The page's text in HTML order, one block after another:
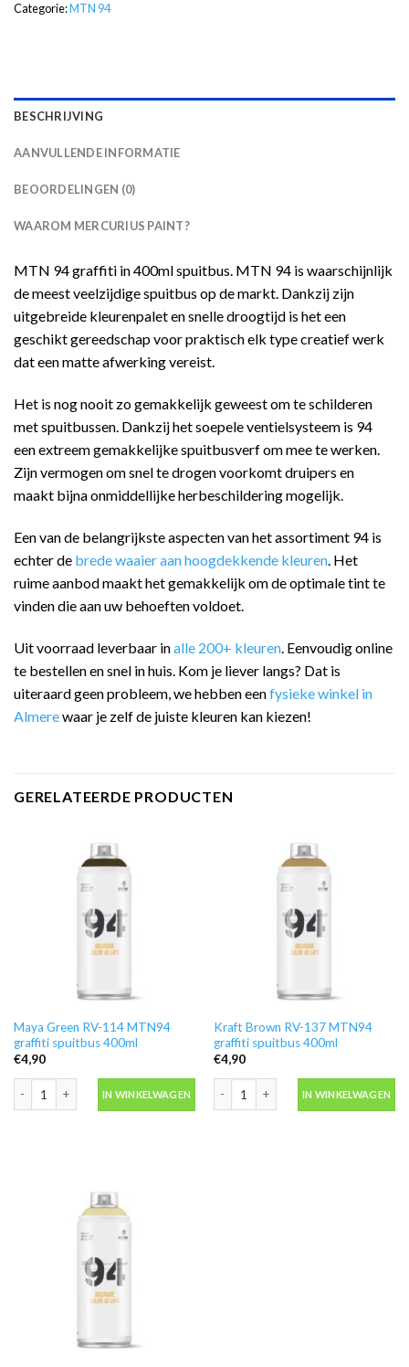
Categorie:MTN 94
BESCHRIJVING
AANVULLENDE INFORMATIE
BEOORDELINGEN (0)
WAAROM MERCURIUS PAINT?
MTN 94 graffiti in 400ml spuitbus. MTN 94 is waarschijnlijk
de meest veelzijdige spuitbus op de markt. Dankzij zijn
uitgebreide kleurenpalet en snelle droogtijd is het een
geschikt gereedschap voor praktisch elk type creatief werk
dat een matte afwerking vereist.
Het is nog nooit zo gemakkelijk geweest om te schilderen
met spuitbussen. Dankzij het soepele ventielsysteem is 94
een extreem gemakkelijke spuitbusverf om mee te werken.
Zijn vermogen om snel te drogen voorkomt druipers en
maakt bijna onmiddellijke herbeschildering mogelijk.
Een van de belangrijkste aspecten van het assortiment 94 is
echter de brede waaier aan hoogdekkende kleuren. Het
ruime aanbod maakt het gemakkelijk om de optimale tint te
vinden die aan uw behoeften voldoet.
Uit voorraad leverbaar inalle 200+ kleuren . Eenvoudig online
te bestellen en snel in huis. Kom je liever langs? Dat is
uiteraard geen probleem, we hebben eenfysieke winkel in
Almerewaar je zelf de juiste kleuren kan kiezen!
GERELATEERDE PRODUCTEN
Maya Green RV-114 MTN94
graffiti spuitbus 400ml
€4,90
IN WINKELWAGEN
Kraft Brown RV-137 MTN94
graffiti spuitbus 400ml
€4,90
IN WINKELWAGEN